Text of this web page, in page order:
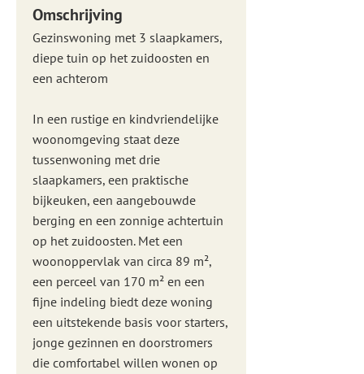
Omschrijving
Gezinswoning met 3 slaapkamers,
diepe tuin op het zuidoosten en
een achterom
In een rustige en kindvriendelijke
woonomgeving staat deze
tussenwoning met drie
slaapkamers, een praktische
bijkeuken, een aangebouwde
berging en een zonnige achtertuin
op het zuidoosten. Met een
woonoppervlak van circa 89 m²,
een perceel van 170 m² en een
fijne indeling biedt deze woning
een uitstekende basis voor starters,
jonge gezinnen en doorstromers
die comfortabel willen wonen op